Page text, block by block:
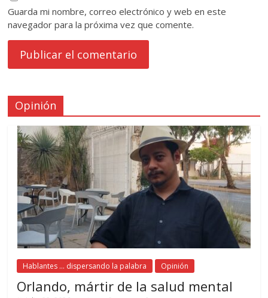
Guarda mi nombre, correo electrónico y web en este
navegador para la próxima vez que comente.
Opinión
Hablantes ... dispersando la palabra Opinión
Orlando, mártir de la salud mental